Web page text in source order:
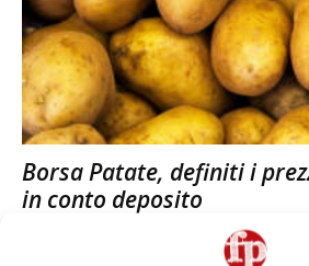
Borsa Patate, definiti i
in conto deposito